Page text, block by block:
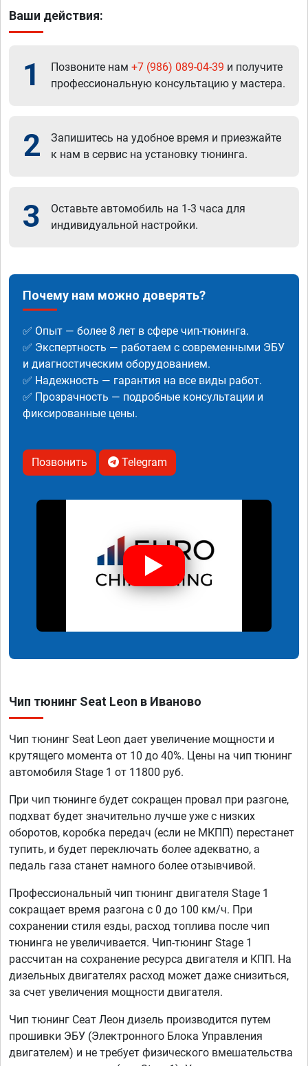
Ваши действия:
1 Позвоните нам +7 (986) 089-04-39 и получите
профессиональную консультацию у мастера.
2
Запишитесь на удобное время и приезжайте
к нам в сервис на установку тюнинга.
3
Оставьте автомобиль на 1-3 часа для
индивидуальной настройки.
Почему нам можно доверять?
✅ Опыт — более 8 лет в сфере чип-тюнинга.
✅ Экспертность — работаем с современными ЭБУ
и диагностическим оборудованием.
✅ Надежность — гарантия на все виды работ.
✅ Прозрачность — подробные консультации и
фиксированные цены.
Позвонить Telegram
Чип тюнинг Seat Leon в Иваново
Чип тюнинг Seat Leon дает увеличение мощности и
крутящего момента от 10 до 40%. Цены на чип тюнинг
автомобиля Stage 1 от 11800 руб.
При чип тюнинге будет сокращен провал при разгоне,
подхват будет значительно лучше уже с низких
оборотов, коробка передач (если не МКПП) перестанет
тупить, и будет переключать более адекватно, а
педаль газа станет намного более отзывчивой.
Профессиональный чип тюнинг двигателя Stage 1
сокращает время разгона с 0 до 100 км/ч. При
сохранении стиля езды, расход топлива после чип
тюнинга не увеличивается. Чип-тюнинг Stage 1
рассчитан на сохранение ресурса двигателя и КПП. На
дизельных двигателях расход может даже снизиться,
за счет увеличения мощности двигателя.
Чип тюнинг Сеат Леон дизель производится путем
прошивки ЭБУ (Электронного Блока Управления
двигателем) и не требует физического вмешательства